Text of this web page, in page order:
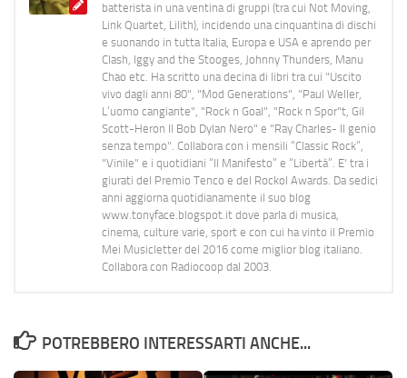
batterista in una ventina di gruppi (tra cui Not Moving,
Link Quartet, Lilith), incidendo una cinquantina di dischi
e suonando in tutta Italia, Europa e USA e aprendo per
Clash, Iggy and the Stooges, Johnny Thunders, Manu
Chao etc. Ha scritto una decina di libri tra cui "Uscito
vivo dagli anni 80", "Mod Generations", "Paul Weller,
L’uomo cangiante", "Rock n Goal", "Rock n Spor"t, Gil
Scott-Heron Il Bob Dylan Nero" e "Ray Charles- Il genio
senza tempo". Collabora con i mensili “Classic Rock”,
"Vinile" e i quotidiani “Il Manifesto” e “Libertà”. E' tra i
giurati del Premio Tenco e del Rockol Awards. Da sedici
anni aggiorna quotidianamente il suo blog
www.tonyface.blogspot.it dove parla di musica,
cinema, culture varie, sport e con cui ha vinto il Premio
Mei Musicletter del 2016 come miglior blog italiano.
Collabora con Radiocoop dal 2003.
POTREBBERO INTERESSARTI ANCHE...